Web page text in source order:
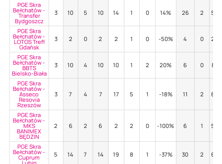
PGE Skra
Bełchatów -
Transfer
Bydgoszcz
3 10 5 10 14 1 0 14% 26 2
PGE Skra
Bełchatów -
LOTOS Trefl
Gdańsk
3 2 0 2 2 1 0 -50% 4 0
PGE Skra
Bełchatów -
BBTS
Bielsko-Biała
3 10 4 10 10 1 2 20% 6 0
PGE Skra
Bełchatów -
Asseco
Resovia
Rzeszów
3 7 4 7 17 5 1 -18% 11 2
PGE Skra
Bełchatów -
MKS
BANIMEX
BĘDZIN
2 6 2 6 2 2 0 -100% 6 1
PGE Skra
Bełchatów -
Cuprum 5 14 7 14 19 8 1 -37% 30 2